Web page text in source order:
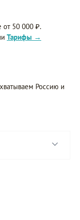
от 50 000 ₽.
Тарифы →
Россию и